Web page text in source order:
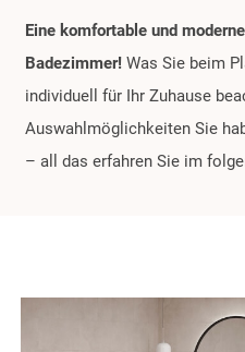
Eine komfortable und
Badezimmer!Was Sie beim
individuell für Ihr Zuhause
Auswahlmöglichkeiten Sie
– all das erfahren Sie im